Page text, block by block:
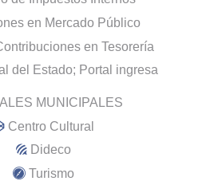
en Mercado Público
en Tesorería
del Estado; Portal ingresa
MUNICIPALES
Centro Cultural
Dideco
Turismo